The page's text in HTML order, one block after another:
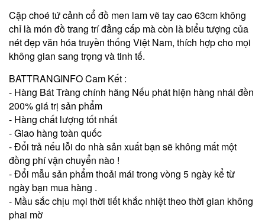
Cặp choé tứ cảnh cổ đồ men lam vẽ tay cao 63cm không
chỉ là món đồ trang trí đẳng cấp mà còn là biểu tượng của
nét đẹp văn hóa truyền thống Việt Nam, thích hợp cho mọi
không gian sang trọng và tinh tế.
BATTRANGINFO Cam Kết :
- Hàng Bát Tràng chính hãng Nếu phát hiện hàng nhái đền
200% giá trị sản phẩm
- Hàng chất lượng tốt nhất
- Giao hàng toàn quốc
- Đổi trả nếu lỗi do nhà sản xuất bạn sẽ không mất một
đồng phí vận chuyển nào !
- Đổi mẫu sản phẩm thoải mái trong vòng 5 ngày kể từ
ngày bạn mua hàng .
- Mầu sắc chịu mọi thời tiết khắc nhiệt theo thời gian không
phai mờ